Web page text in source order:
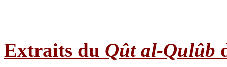
Extraits du Qût al-Qulûb